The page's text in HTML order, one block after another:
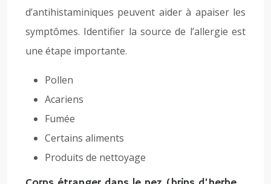
d’antihistaminiques peuvent aider à apaiser les
symptômes. Identifier la source de l’allergie est
une étape importante.
Pollen
Acariens
Fumée
Certains aliments
Produits de nettoyage